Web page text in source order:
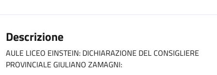
Descrizione
AULE LICEO EINSTEIN: DICHIARAZIONE DEL CONSIGLIERE
PROVINCIALE GIULIANO ZAMAGNI: